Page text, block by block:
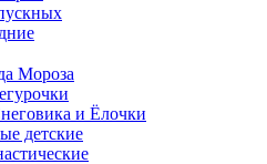
Мороза
и Ёлочки
детские